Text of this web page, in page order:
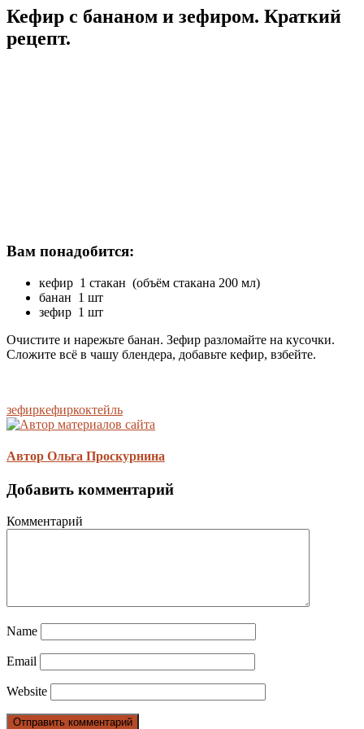
Кефир с бананом и зефиром. Краткий
рецепт.
Вам понадобится:
кефир 1 стакан (объём стакана 200 мл)
банан 1 шт
зефир 1 шт
Очистите и нарежьте банан. Зефир разломайте на кусочки.
Сложите всё в чашу блендера, добавьте кефир, взбейте.
зефиркефиркоктейль
Автор Ольга Проскурнина
Добавить комментарий
Комментарий
Name
Email
Website